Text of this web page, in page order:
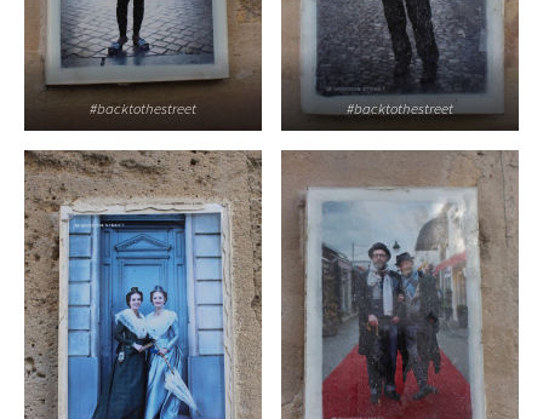
#backtothestreet #backtothestreet